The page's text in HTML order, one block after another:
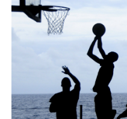
ファミリーオフィスとは
関連書籍
メールマガジン登録